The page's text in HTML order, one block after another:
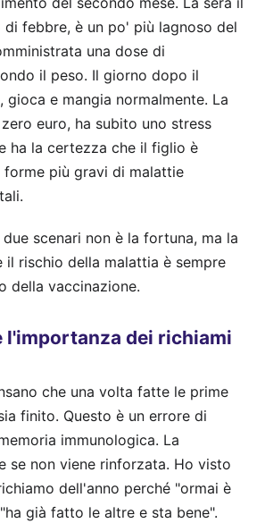
di febbre, è un po' più lagnoso del
una dose di
il peso. Il giorno dopo il
gioca e mangia normalmente. La
euro, ha subito uno stress
ha la certezza che il figlio è
più gravi di malattie
scenari non è la fortuna, ma la
il rischio della malattia è sempre
della vaccinazione.
l'importanza dei richiami
che una volta fatte le prime
finito. Questo è un errore di
immunologica. La
se non viene rinforzata. Ho visto
dell'anno perché "ormai è
già fatto le altre e sta bene".